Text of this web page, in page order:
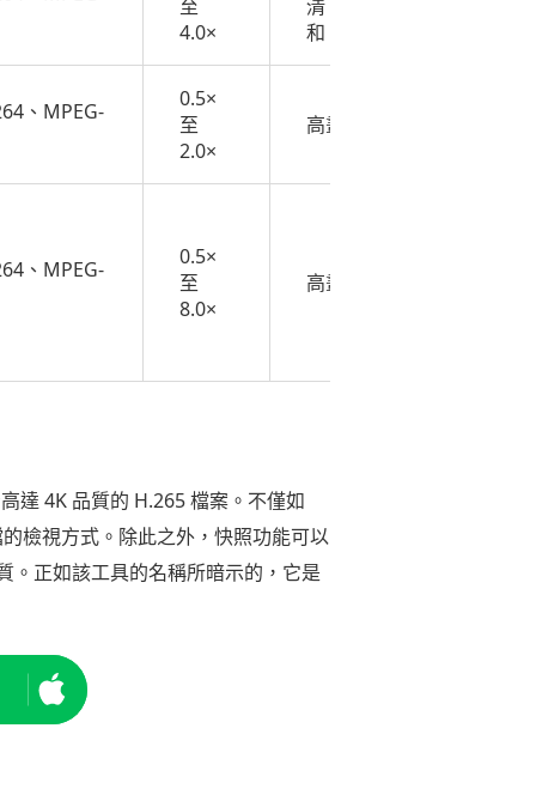
至
4.0×
清、4K
和 8K
、MPEG-
0.5×
至
2.0×
高畫質
、MPEG-
0.5×
至
8.0×
高畫質
達 4K 品質的 H.265 檔案。不僅如
檢視方式。除此之外，快照功能可以
。正如該工具的名稱所暗示的，它是